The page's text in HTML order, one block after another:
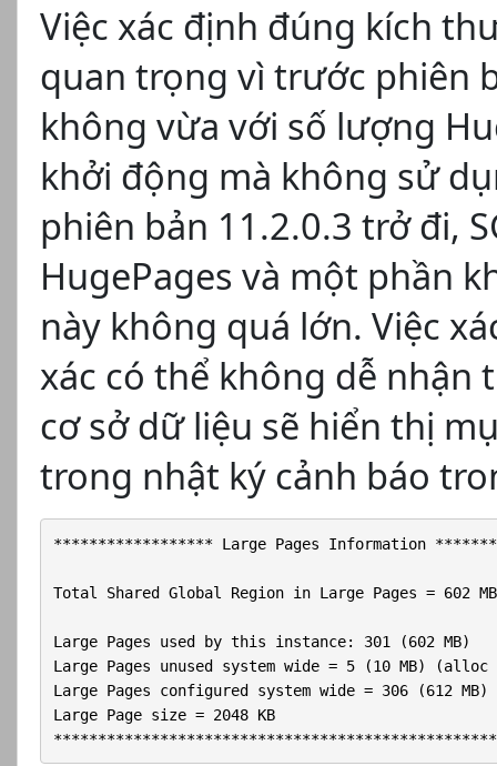
Việc xác định đúng kích
quan trọng vì trước phiên
không vừa với số lượng
khởi động mà không sử
phiên bản 11.2.0.3 trở đi,
HugePages và một phần
này không quá lớn. Việc
xác có thể không dễ nhận
cơ sở dữ liệu sẽ hiển thị
trong nhật ký cảnh báo
****************** Large Pages Information
Total Shared Global Region in Large Pages = 602
Large Pages used by this instance: 301 (602 MB)
Large Pages unused system wide = 5 (10 MB)
Large Pages configured system wide = 306 (612 MB)
Large Page size = 2048 KB